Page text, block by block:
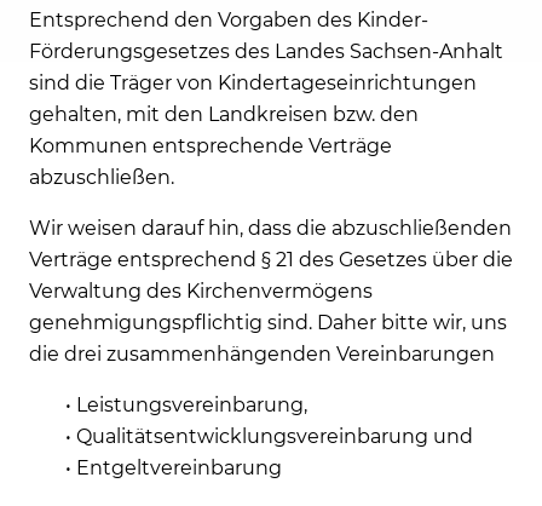
Entsprechend den Vorgaben des Kinder-
Förderungsgesetzes des Landes Sachsen-Anhalt
sind die Träger von Kindertageseinrichtungen
gehalten, mit den Landkreisen bzw. den
Kommunen entsprechende Verträge
abzuschließen.
Wir weisen darauf hin, dass die abzuschließenden
Verträge entsprechend § 21 des Gesetzes über die
Verwaltung des Kirchenvermögens
genehmigungspflichtig sind. Daher bitte wir, uns
die drei zusammenhängenden Vereinbarungen
• Leistungsvereinbarung,
• Qualitätsentwicklungsvereinbarung und
• Entgeltvereinbarung